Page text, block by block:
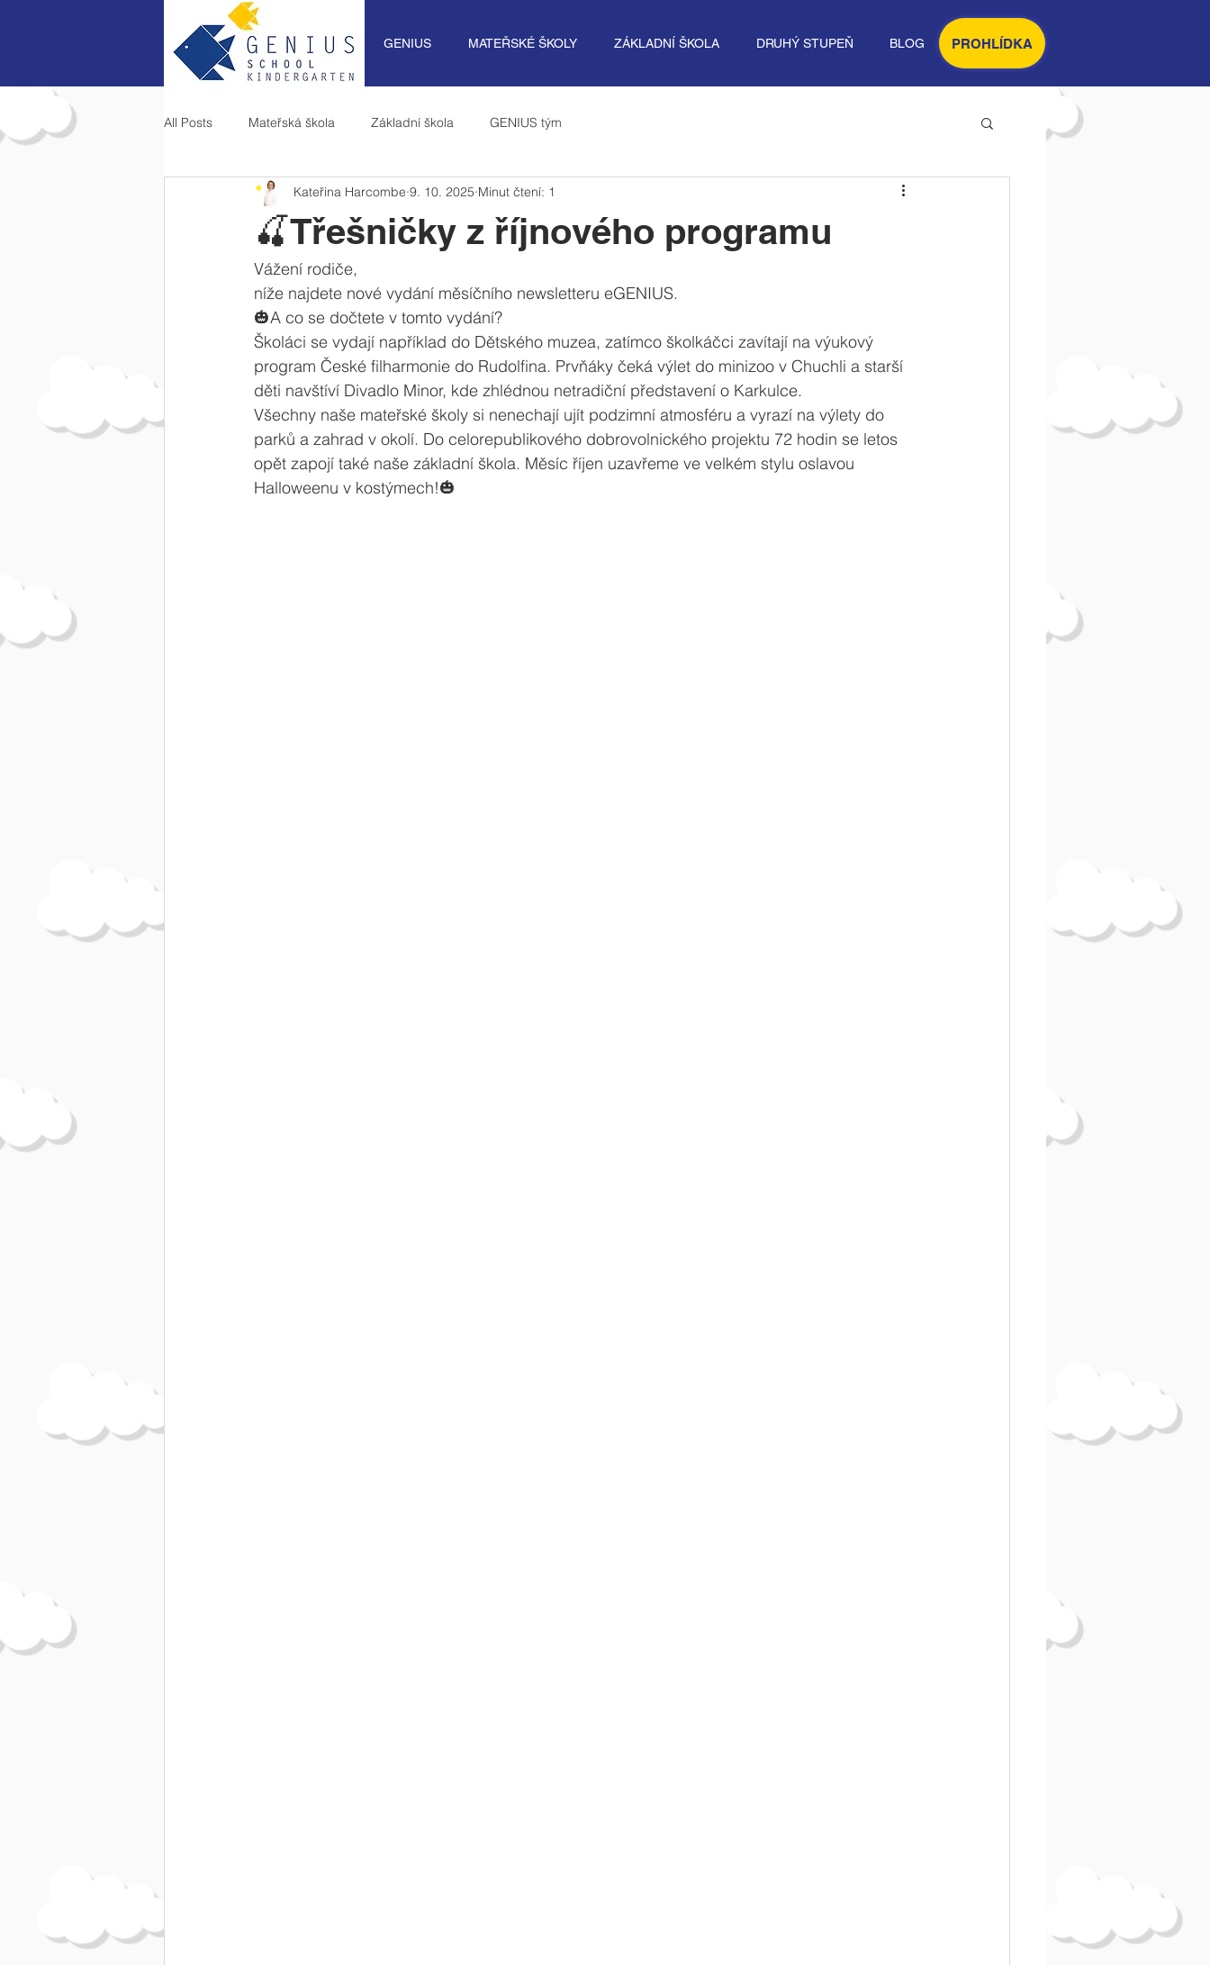
GENIUS MATEŘSKÉ ŠKOLY ZÁKLADNÍ ŠKOLA DRUHÝ STUPEŇ BLOG PROHLÍDKA
All Posts Mateřská škola Základní škola GENIUS tým
🍒Třešničky z říjnového programu
Kateřina Harcombe 9. 10. 2025 Minut čtení: 1
Vážení rodiče,
níže najdete nové vydání měsíčního newsletteru eGENIUS.
​​🎃A co se dočtete v tomto vydání?
​Školáci se vydají například do Dětského muzea, zatímco školkáčci zavítají na výukový
program České filharmonie do Rudolfina. Prvňáky čeká výlet do minizoo v Chuchli a starší
děti navštíví Divadlo Minor, kde zhlédnou netradiční představení o Karkulce.
Všechny naše mateřské školy si nenechají ujít podzimní atmosféru a vyrazí na výlety do
parků a zahrad v okolí. Do celorepublikového dobrovolnického projektu 72 hodin se letos
opět zapojí také naše základní škola. Měsíc říjen uzavřeme ve velkém stylu oslavou
Halloweenu v kostýmech!🎃